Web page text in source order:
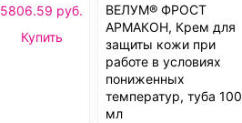
5806.59 руб.
Купить
ВЕЛУМ® ФРОСТ
АРМАКОН, Крем для
защиты кожи при
работе в условиях
пониженных
температур, туба 100
мл